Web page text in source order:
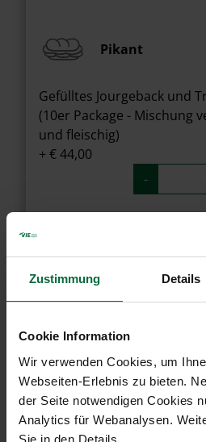
Zustimmung Details
Cookie Information
Wir verwenden Cookies, um
Webseiten-Erlebnis zu bieten.
der Seite notwendigen Cookies
Analytics für Webanalysen.
Sie in den Details.
Pikant
Gefülltes Jourgeback und
(10er Package - Mischung
und fleischig)
+ € 44,00
-
Shake your Salad im Glas
Shake your Salad im Glas -
Parmesansauce (1 Stk.)
+ € 5,90
-